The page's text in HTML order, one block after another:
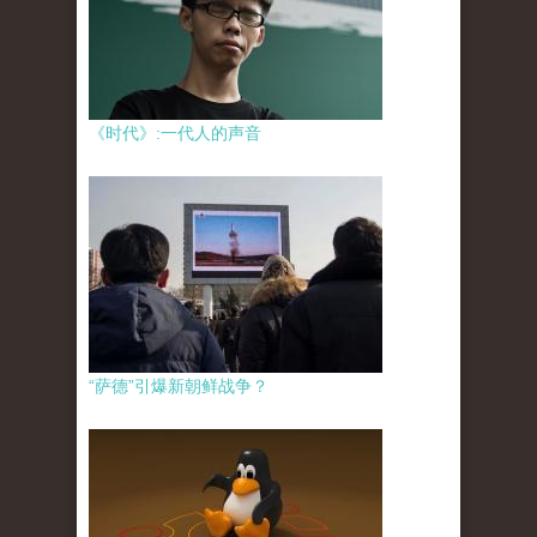
《时代》:一代人的声音
“萨德”引爆新朝鲜战争？